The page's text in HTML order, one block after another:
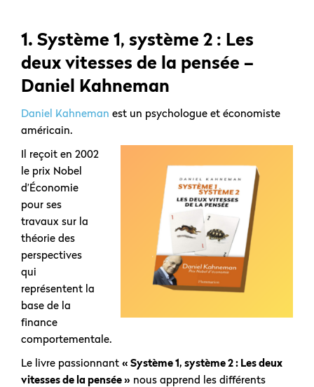
1. Système 1, système 2 : Les
deux vitesses de la pensée –
Daniel Kahneman
Daniel Kahneman est un psychologue et économiste
américain.
Il reçoit en 2002
le prix Nobel
d’Économie
pour ses
travaux sur la
théorie des
perspectives
qui
représentent la
base de la
finance
comportementale.
Le livre passionnant « Système 1, système 2 : Les deux
vitesses de la pensée » nous apprend les différents